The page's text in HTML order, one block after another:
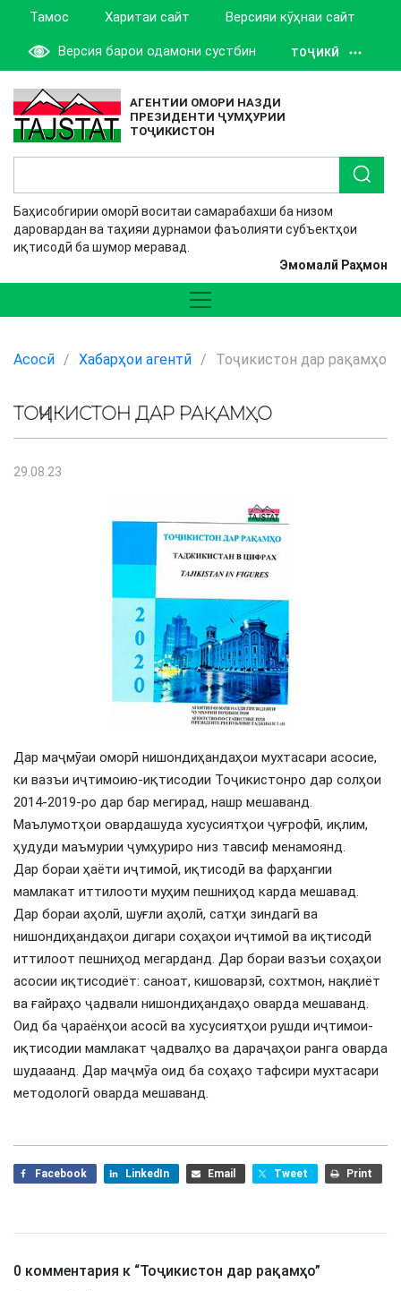
Тамос Харитаи сайт Версияи кӯҳнаи сайт
Версия барои одамони сустбин ТОҶИКӢ
АГЕНТИИ ОМОРИ НАЗДИ
ПРЕЗИДЕНТИ ҶУМҲУРИИ
ТОҶИКИСТОН
Баҳисобгирии оморӣ воситаи самарабахши ба низом
даровардан ва таҳияи дурнамои фаъолияти субъектҳои
иқтисодӣ ба шумор меравад.
Эмомалӣ Раҳмон
Асосӣ / Хабарҳои агентӣ / Тоҷикистон дар рақамҳо
ТОҶИКИСТОН ДАР РАҚАМҲО
29.08.23
Дар маҷмӯаи оморӣ нишондиҳандаҳои мухтасари асосие,
ки вазъи иҷтимоию-иқтисодии Тоҷикистонро дар солҳои
2014-2019-ро дар бар мегирад, нашр мешаванд.
Маълумотҳои овардашуда хусусиятҳои ҷуғрофӣ, иқлим,
ҳудуди маъмурии ҷумҳуриро низ тавсиф менамоянд.
Дар бораи ҳаёти иҷтимоӣ, иқтисодӣ ва фарҳангии
мамлакат иттилооти муҳим пешниҳод карда мешавад.
Дар бораи аҳолӣ, шуғли аҳолӣ, сатҳи зиндагӣ ва
нишондиҳандаҳои дигари соҳаҳои иҷтимоӣ ва иқтисодӣ
иттилоот пешниҳод мегарданд. Дар бораи вазъи соҳаҳои
асосии иқтисодиёт: саноат, кишоварзӣ, сохтмон, нақлиёт
ва ғайраҳо ҷадвали нишондиҳандаҳо оварда мешаванд.
Оид ба ҷараёнҳои асосӣ ва хусусиятҳои рушди иҷтимои-
иқтисодии мамлакат ҷадвалҳо ва дараҷаҳои ранга оварда
шудааанд. Дар маҷмӯа оид ба соҳаҳо тафсири мухтасари
методологӣ оварда мешаванд.
Facebook LinkedIn Email Tweet Print
0 комментария к “Тоҷикистон дар рақамҳо”